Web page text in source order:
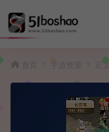
手游资源 正文